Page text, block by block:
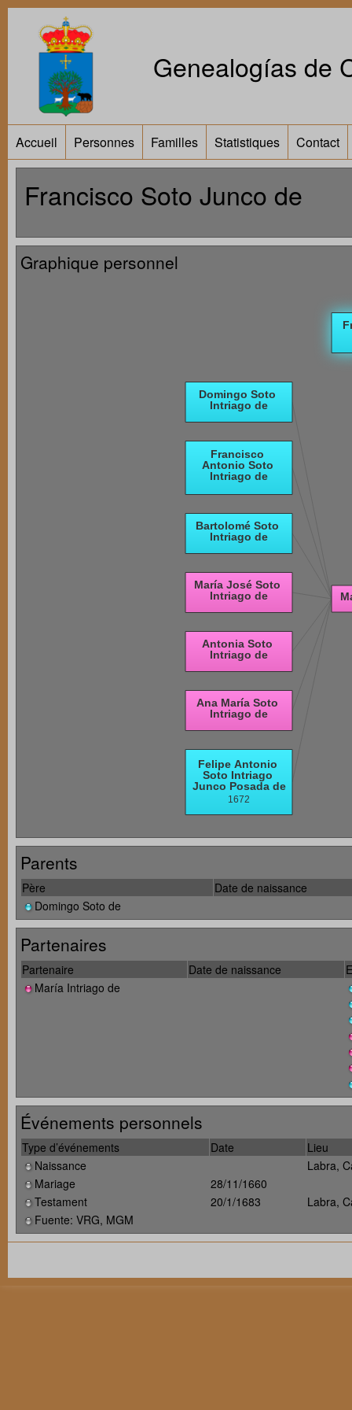
Genealogías de
Accueil Personnes Familles Statistiques Contact
Francisco Soto Junco de
Graphique personnel
Parents
Père
Date de naissance
Domingo Soto de
Partenaires
Partenaire Date de naissance
María Intriago de
Événements personnels
Type d’événements Date
Lieu
Naissance
Labra,
Mariage
28/11/1660
Testament
20/1/1683
Labra,
Fuente: VRG, MGM